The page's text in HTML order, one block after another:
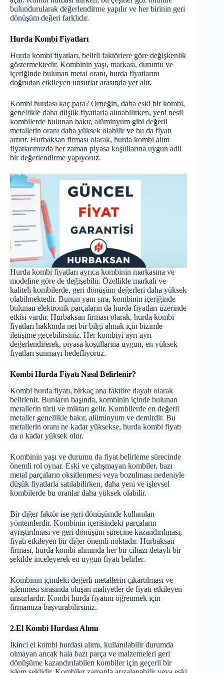
bulundurularak değerlendirme yapılır ve her birinin geri
dönüşüm değeri farklıdır.
Hurda Kombi Fiyatları
Hurda kombi fiyatları, belirli faktörlere göre değişkenlik
göstermektedir. Kombinin yaşı, markası, durumu ve
içeriğinde bulunan metal oranı, hurda fiyatlarını
doğrudan etkileyen unsurlar arasında yer alır.
Kombi hurdası kaç para? Örneğin, daha eski bir kombi,
genellikle daha düşük fiyatlarla alınabilirken, yeni nesil
kombilerde bulunan bakır, alüminyum gibi değerli
metallerin oranı daha yüksek olabilir ve bu da fiyatı
artırır. Hurbaksan firması olarak, hurda kombi alım
fiyatlarımızda her zaman piyasa koşullarına uygun adil
bir değerlendirme yapıyoruz.
Hurda kombi fiyatları ayrıca kombinin markasına ve
modeline göre de değişebilir. Özellikle markalı ve
kaliteli kombilerde, geri dönüşüm değerleri daha yüksek
olabilmektedir. Bunun yanı sıra, kombinin içeriğinde
bulunan elektronik parçaların da hurda fiyatları üzerinde
etkisi vardır. Hurbaksan firması olarak, hurda kombi
fiyatları hakkında net bir bilgi almak için bizimle
iletişime geçebilirsiniz. Her kombiyi ayrı ayrı
değerlendirerek, piyasa koşullarına uygun, en yüksek
fiyatları sunmayı hedefliyoruz.
Kombi Hurda Fiyatı Nasıl Belirlenir?
Kombi hurda fiyatı, birkaç ana faktöre dayalı olarak
belirlenir. Bunların başında, kombinin içinde bulunan
metallerin türü ve miktarı gelir. Kombilerde en değerli
metaller genellikle bakır, alüminyum ve demirdir. Bu
metallerin oranı ne kadar yüksekse, hurda kombi fiyatı
da o kadar yüksek olur.
Kombinin yaşı ve durumu da fiyat belirleme sürecinde
önemli rol oynar. Eski ve çalışmayan kombiler, bazı
metal parçaların oksitlenmesi veya bozulması nedeniyle
düşük fiyatlarla satılabilirken, daha yeni ve işlevsel
kombilerde bu oranlar daha yüksek olabilir.
Bir diğer faktör ise geri dönüşümde kullanılan
yöntemlerdir. Kombinin içerisindeki parçaların
ayrıştırılması ve geri dönüşüm sürecine kazandırılması,
fiyatı etkileyen bir diğer önemli noktadır. Hurbaksan
firması, hurda kombi alımında her bir cihazı detaylı bir
şekilde inceleyerek en uygun fiyatı belirler.
Kombinin içindeki değerli metallerin çıkartılması ve
işlenmesi sırasında oluşan maliyetler de fiyatı etkileyen
unsurlardır. Kombi hurda fiyatını öğrenmek için
firmamıza başvurabilirsiniz.
2.El Kombi Hurdası Alımı
İkinci el kombi hurdası alımı, kullanılabilir durumda
olmayan ancak hala bazı parça ve malzemeleri geri
dönüşüme kazandırılabilen kombiler için geçerli bir